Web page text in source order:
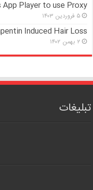
Player to use Proxy
۵ فروردین ۱۴۰۳
Induced Hair Loss
۲ بهمن ۱۴۰۲
تبلیغات